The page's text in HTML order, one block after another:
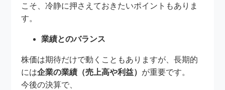
こそ、冷静に押さえておきたいポイントもありま
す。
業績とのバランス
株価は期待だけで動くこともありますが、長期的
には企業の業績（売上高や利益） が重要です。
今後の決算で、